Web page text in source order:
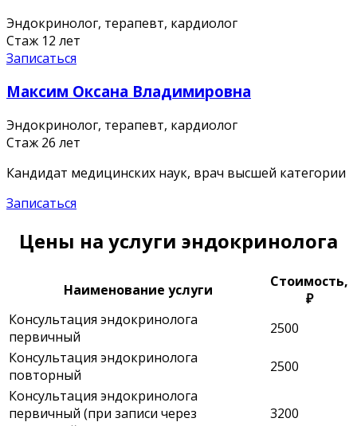
Эндокринолог, терапевт, кардиолог
Стаж 12 лет
Записаться
Максим Оксана Владимировна
Эндокринолог, терапевт, кардиолог
Стаж 26 лет
Кандидат медицинских наук, врач высшей категории
Записаться
Цены на услуги эндокринолога
Наименование услуги
Стоимость,
₽
Консультация эндокринолога
первичный
2500
Консультация эндокринолога
повторный
2500
Консультация эндокринолога
первичный (при записи через
3200